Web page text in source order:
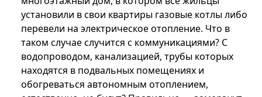
установили в свои квартиры газовые котлы либо
перевели на электрическое отопление. Что в
таком случае случится с коммуникациями? С
водопроводом, канализацией, трубы которых
находятся в подвальных помещениях и
обогреваться автономным отоплением,